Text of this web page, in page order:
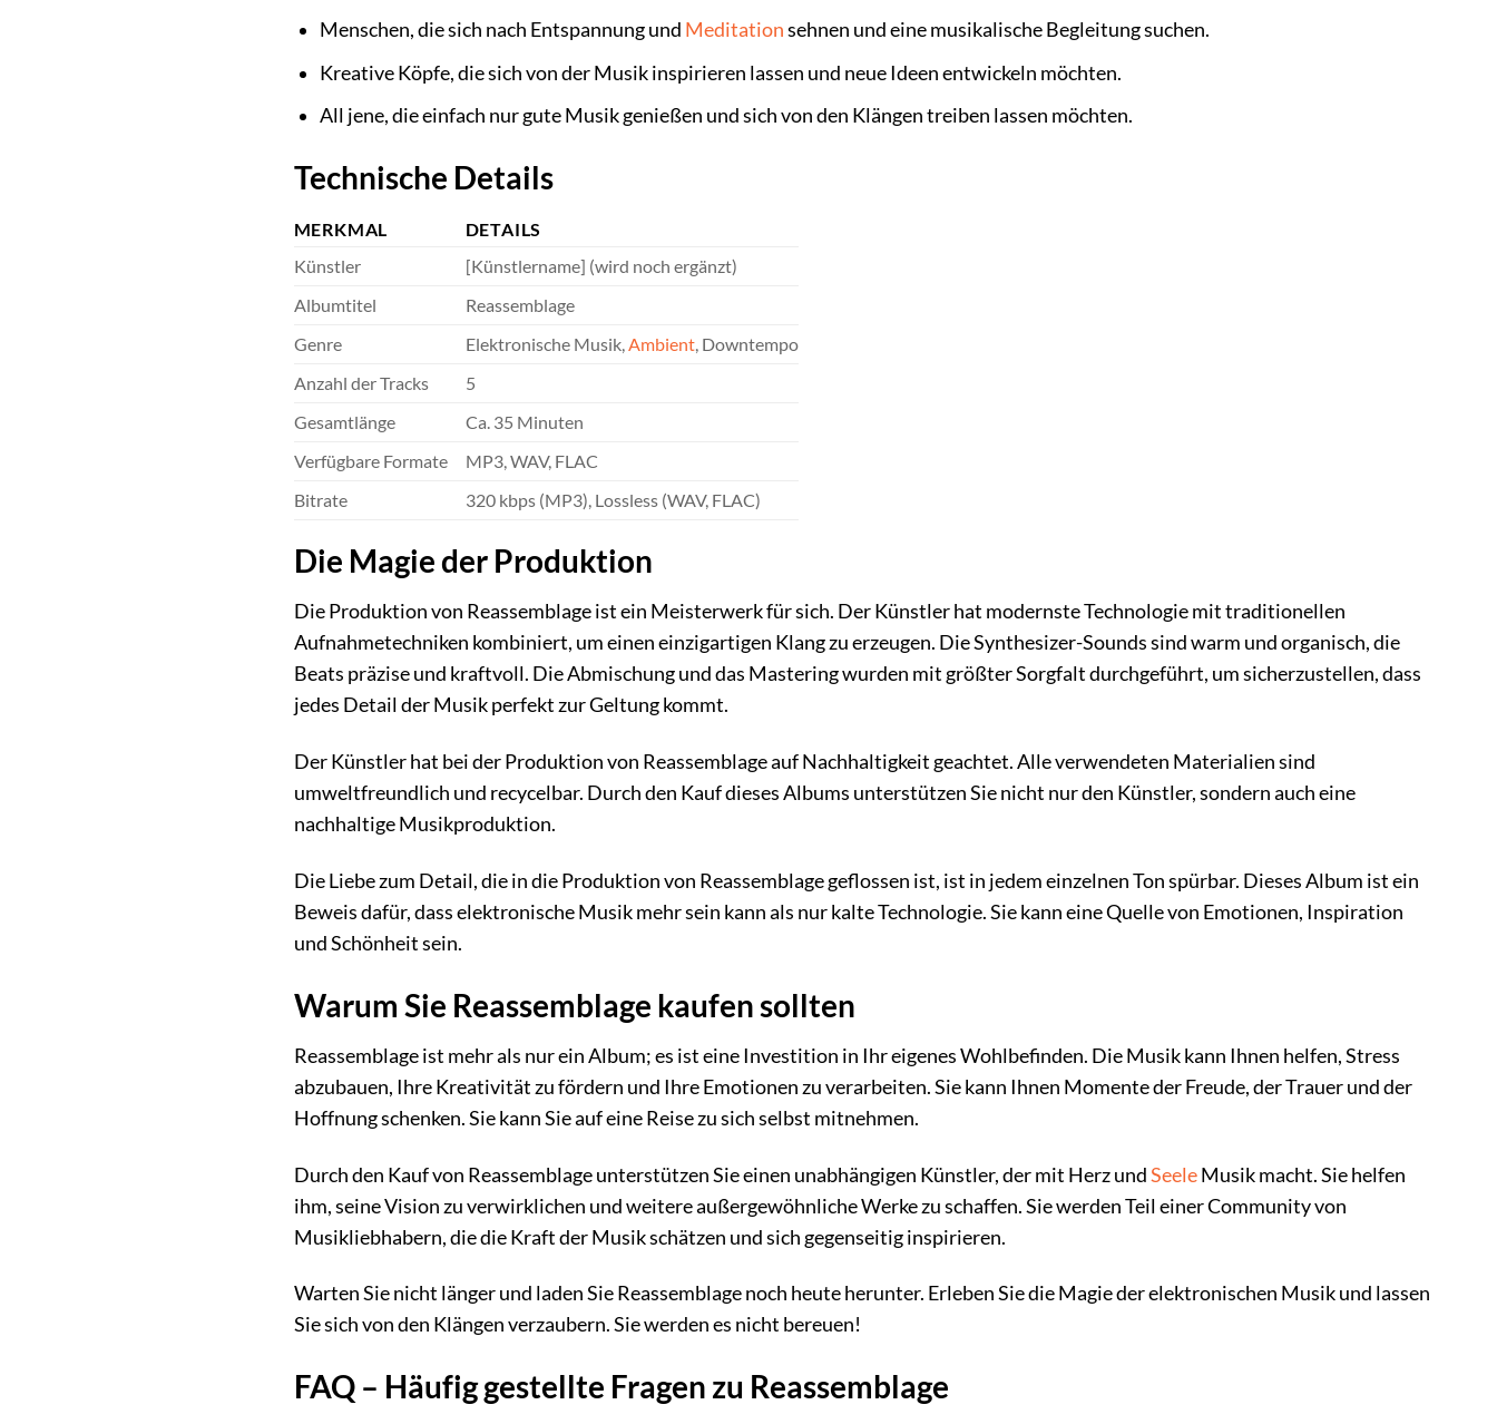
Menschen, die sich nach Entspannung und Meditationsehnen und eine musikalische Begleitung suchen.
Kreative Köpfe, die sich von der Musik inspirieren lassen und neue Ideen entwickeln möchten.
All jene, die einfach nur gute Musik genießen und sich von den Klängen treiben lassen möchten.
Technische Details
MERKMAL
DETAILS
Künstler
[Künstlername] (wird noch ergänzt)
Albumtitel
Reassemblage
Genre
Elektronische Musik,Ambient, Downtempo
Anzahl der Tracks
5
Gesamtlänge
Ca. 35 Minuten
Verfügbare Formate
MP3, WAV, FLAC
Bitrate
320 kbps (MP3), Lossless (WAV, FLAC)
Die Magie der Produktion
Die Produktion von Reassemblage ist ein Meisterwerk für sich. Der Künstler hat modernste Technologie mit traditionellen
Aufnahmetechniken kombiniert, um einen einzigartigen Klang zu erzeugen. Die Synthesizer-Sounds sind warm und organisch, die
Beats präzise und kraftvoll. Die Abmischung und das Mastering wurden mit größter Sorgfalt durchgeführt, um sicherzustellen, dass
jedes Detail der Musik perfekt zur Geltung kommt.
Der Künstler hat bei der Produktion von Reassemblage auf Nachhaltigkeit geachtet. Alle verwendeten Materialien sind
umweltfreundlich und recycelbar. Durch den Kauf dieses Albums unterstützen Sie nicht nur den Künstler, sondern auch eine
nachhaltige Musikproduktion.
Die Liebe zum Detail, die in die Produktion von Reassemblage geflossen ist, ist in jedem einzelnen Ton spürbar. Dieses Album ist ein
Beweis dafür, dass elektronische Musik mehr sein kann als nur kalte Technologie. Sie kann eine Quelle von Emotionen, Inspiration
und Schönheit sein.
Warum Sie Reassemblage kaufen sollten
Reassemblage ist mehr als nur ein Album; es ist eine Investition in Ihr eigenes Wohlbefinden. Die Musik kann Ihnen helfen, Stress
abzubauen, Ihre Kreativität zu fördern und Ihre Emotionen zu verarbeiten. Sie kann Ihnen Momente der Freude, der Trauer und der
Hoffnung schenken. Sie kann Sie auf eine Reise zu sich selbst mitnehmen.
Durch den Kauf von Reassemblage unterstützen Sie einen unabhängigen Künstler, der mit Herz undSeeleMusik macht. Sie helfen
ihm, seine Vision zu verwirklichen und weitere außergewöhnliche Werke zu schaffen. Sie werden Teil einer Community von
Musikliebhabern, die die Kraft der Musik schätzen und sich gegenseitig inspirieren.
Warten Sie nicht länger und laden Sie Reassemblage noch heute herunter. Erleben Sie die Magie der elektronischen Musik und lassen
Sie sich von den Klängen verzaubern. Sie werden es nicht bereuen!
FAQ – Häufig gestellte Fragen zu Reassemblage